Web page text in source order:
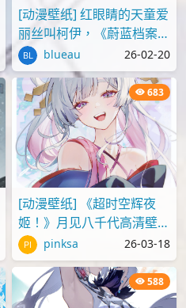
[动漫壁纸] 红眼睛的天童爱
丽丝叫柯伊，《蔚蓝档案》
壁纸图片分享
blueau 26-02-20
683
[动漫壁纸] 《超时空辉夜
姬！》月见八千代高清壁纸
图片 pinksa 26-03-18
588